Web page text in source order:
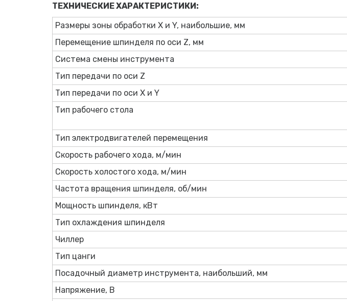
ТЕХНИЧЕСКИЕ ХАРАКТЕРИСТИКИ:
Размеры зоны обработки X и Y, наибольшие, мм
Перемещение шпинделя по оси Z, мм
Система смены инструмента
Тип передачи по оси Z
Тип передачи по оси X и Y
Тип рабочего стола
Тип электродвигателей перемещения
Скорость рабочего хода, м/мин
Скорость холостого хода, м/мин
Частота вращения шпинделя, об/мин
Мощность шпинделя, кВт
Тип охлаждения шпинделя
Чиллер
Тип цанги
Посадочный диаметр инструмента, наибольший, мм
Напряжение, В